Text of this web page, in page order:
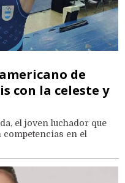
de
con la celeste y
el joven luchador que
en el